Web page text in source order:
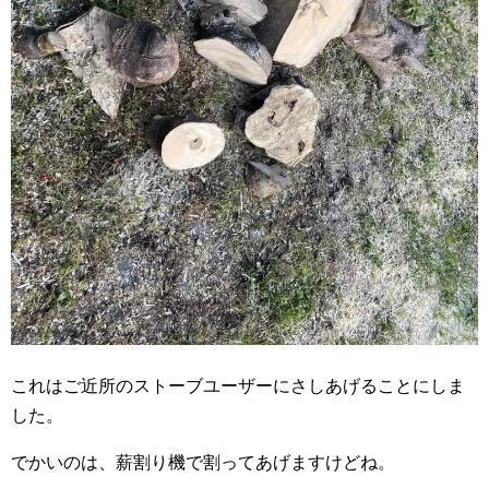
これはご近所のストーブユーザーにさしあげることにしま
した。
でかいのは、薪割り機で割ってあげますけどね。